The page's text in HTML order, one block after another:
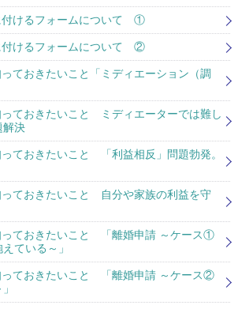
付けるフォームについて ①
付けるフォームについて ②
ておきたいこと「ミディエーション（調
ておきたいこと ミディエーターでは難し
解決
ておきたいこと 「利益相反」問題勃発。
っておきたいこと 自分や家族の利益を守
っておきたいこと 「離婚申請 ～ケース①
ている～」
っておきたいこと 「離婚申請 ～ケース②